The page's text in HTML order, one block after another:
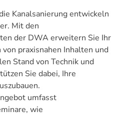
Kanalsanierung entwickeln
Mit den
der DWA erweitern Sie Ihr
praxisnahen Inhalten und
Stand von Technik und
Sie dabei, Ihre
umfasst
wie